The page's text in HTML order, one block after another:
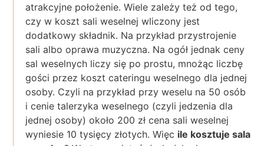
atrakcyjne położenie. Wiele zależy też od tego,
czy w koszt sali weselnej wliczony jest
dodatkowy składnik. Na przykład przystrojenie
sali albo oprawa muzyczna. Na ogół jednak ceny
sal weselnych liczy się po prostu, mnożąc liczbę
gości przez koszt cateringu weselnego dla jednej
osoby. Czyli na przykład przy weselu na 50 osób
i cenie talerzyka weselnego (czyli jedzenia dla
jednej osoby) około 200 zł cena sali weselnej
wyniesie 10 tysięcy złotych. Więc ile kosztuje sala